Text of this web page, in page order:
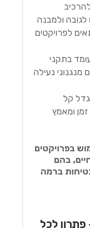
ולמבנה
לפרויקטים
בתקני
מנגנוני נעילה
קל
ומאמץ
בפרויקטים
בהם
ברמה
לכל